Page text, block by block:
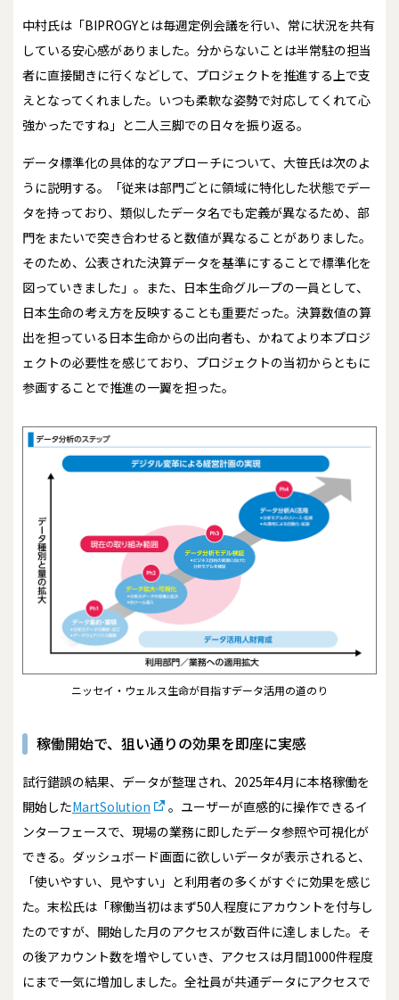
中村氏は「BIPROGYとは毎週定例会議を行い、常に状況を共有
している安心感がありました。分からないことは半常駐の担当
者に直接聞きに行くなどして、プロジェクトを推進する上で支
えとなってくれました。いつも柔軟な姿勢で対応してくれて心
強かったですね」と二人三脚での日々を振り返る。
データ標準化の具体的なアプローチについて、大笹氏は次のよ
うに説明する。「従来は部門ごとに領域に特化した状態でデー
タを持っており、類似したデータ名でも定義が異なるため、部
門をまたいで突き合わせると数値が異なることがありました。
そのため、公表された決算データを基準にすることで標準化を
図っていきました」。また、日本生命グループの一員として、
日本生命の考え方を反映することも重要だった。決算数値の算
出を担っている日本生命からの出向者も、かねてより本プロジ
ェクトの必要性を感じており、プロジェクトの当初からともに
参画することで推進の一翼を担った。
ニッセイ・ウェルス生命が目指すデータ活用の道のり
稼働開始で、狙い通りの効果を即座に実感
試行錯誤の結果、データが整理され、2025年4月に本格稼働を
開始したMartSolution
。ユーザーが直感的に操作できるイ
ンターフェースで、現場の業務に即したデータ参照や可視化が
できる。ダッシュボード画面に欲しいデータが表示されると、
「使いやすい、見やすい」と利用者の多くがすぐに効果を感じ
た。末松氏は「稼働当初はまず50人程度にアカウントを付与し
たのですが、開始した月のアクセスが数百件に達しました。そ
の後アカウント数を増やしていき、アクセスは月間1000件程度
にまで一気に増加しました。全社員が共通データにアクセスで